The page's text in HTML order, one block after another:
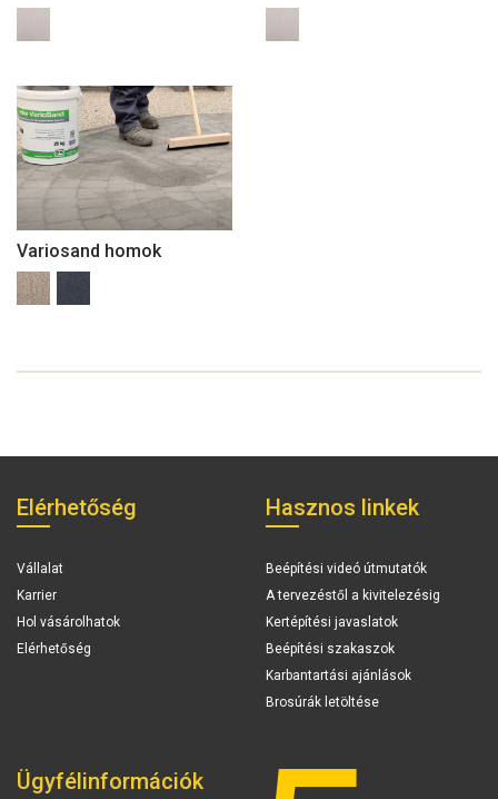
Variosand homok
Elérhetőség
Vállalat
Karrier
Hol vásárolhatok
Elérhetőség
Hasznos linkek
Beépítési videó útmutatók
A tervezéstől a kivitelezésig
Kertépítési javaslatok
Beépítési szakaszok
Karbantartási ajánlások
Brosúrák letöltése
Ügyfélinformációk